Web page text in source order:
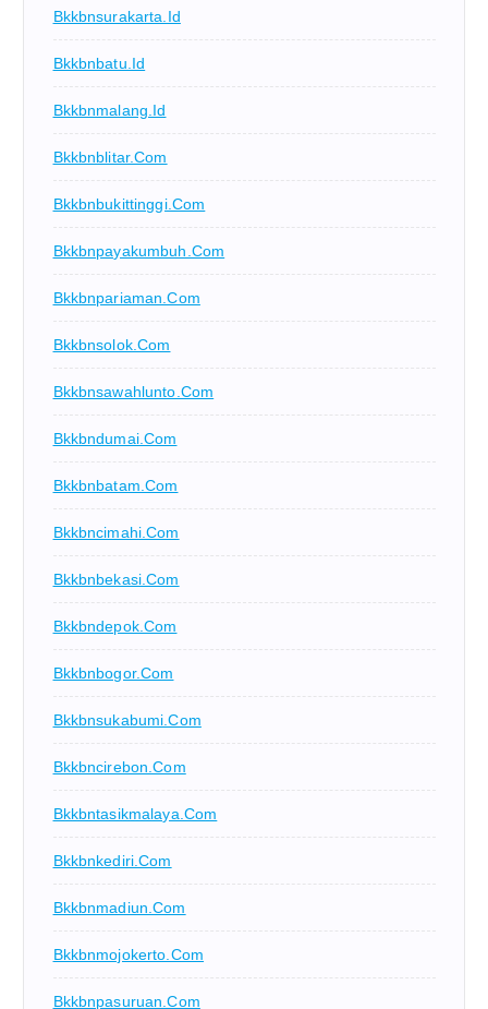
Bkkbnsurakarta.id
Bkkbnbatu.id
Bkkbnmalang.id
Bkkbnblitar.com
Bkkbnbukittinggi.com
Bkkbnpayakumbuh.com
Bkkbnpariaman.com
Bkkbnsolok.com
Bkkbnsawahlunto.com
Bkkbndumai.com
Bkkbnbatam.com
Bkkbncimahi.com
Bkkbnbekasi.com
Bkkbndepok.com
Bkkbnbogor.com
Bkkbnsukabumi.com
Bkkbncirebon.com
Bkkbntasikmalaya.com
Bkkbnkediri.com
Bkkbnmadiun.com
Bkkbnmojokerto.com
Bkkbnpasuruan.com